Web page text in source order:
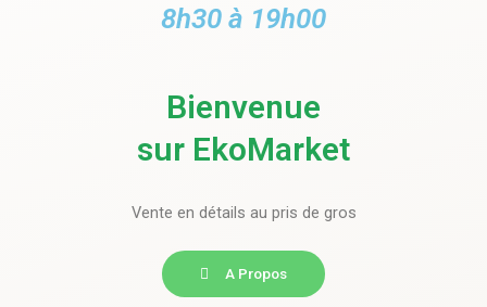
8h30 à 19h00
Bienvenue
sur EkoMarket
Vente en détails au pris de gros
A Propos